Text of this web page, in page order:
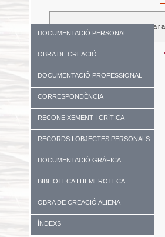
DOCUMENTACIÓ PERSONAL
OBRA DE CREACIÓ
DOCUMENTACIÓ PROFESSIONAL
CORRESPONDÈNCIA
RECONEIXEMENT I CRÍTICA
RECORDS I OBJECTES PERSONALS
DOCUMENTACIÓ GRÀFICA
BIBLIOTECA I HEMEROTECA
OBRA DE CREACIÓ ALIENA
ÍNDEXS